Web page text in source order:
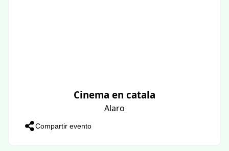
Cinema en catala
Alaro
Compartir evento